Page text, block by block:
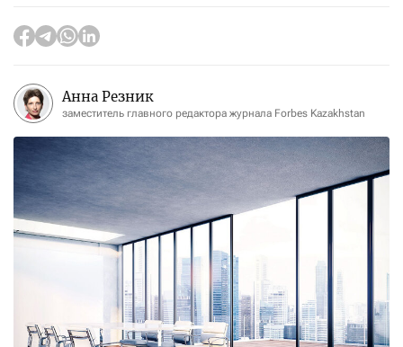
Анна Резник
заместитель главного редактора журнала Forbes Kazakhstan